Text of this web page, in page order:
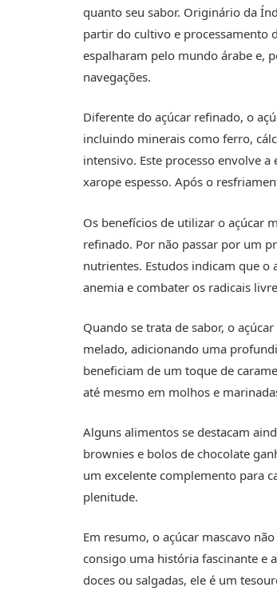
quanto seu sabor. Originário da
partir do cultivo e processamento
espalharam pelo mundo árabe e,
navegações.
Diferente do açúcar refinado, o
incluindo minerais como ferro,
intensivo. Este processo envolve
xarope espesso. Após o
Os benefícios de utilizar o açúcar
refinado. Por não passar por um
nutrientes. Estudos indicam que o
anemia e combater os radicais
Quando se trata de sabor, o
melado, adicionando uma
beneficiam de um toque de
até mesmo em molhos e
Alguns alimentos se destacam
brownies e bolos de chocolate
um excelente complemento para
plenitude.
Em resumo, o açúcar mascavo
consigo uma história fascinante e
doces ou salgadas, ele é um